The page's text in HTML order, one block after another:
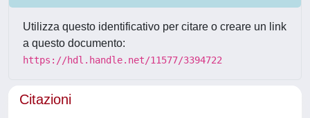
Utilizza questo identificativo per citare o creare un link
a questo documento:
https://hdl.handle.net/11577/3394722
Citazioni